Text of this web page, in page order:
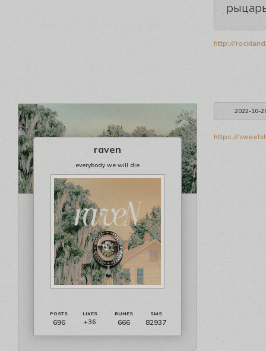
http://
2022-10-
raven
everybody we will die
696 +36 666 82937
https://